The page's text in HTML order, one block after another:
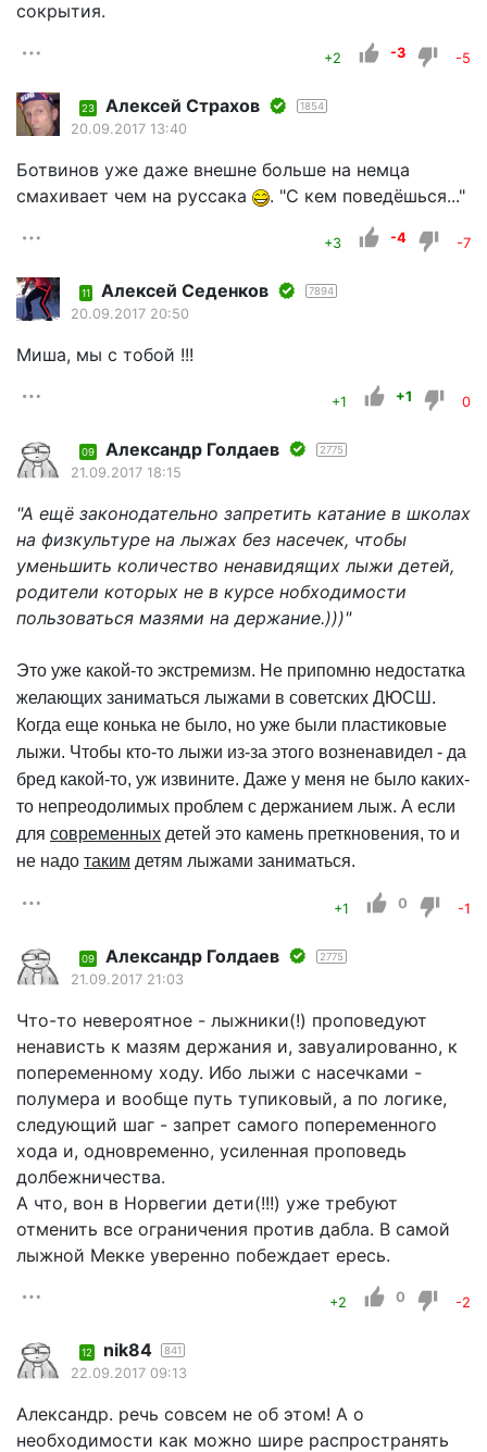
сокрытия.
+2 -3 -5
23 Алексей Страхов 1854
20.09.2017 13:40
Ботвинов уже даже внешне больше на немца
смахивает чем на руссака
. "С кем поведёшься..."
+3 -4 -7
11 Алексей Седенков 7894
20.09.2017 20:50
Миша, мы с тобой !!!
+1 +1 0
09 Александр Голдаев 2775
21.09.2017 18:15
"А ещё законодательно запретить катание в школах
на физкультуре на лыжах без насечек, чтобы
уменьшить количество ненавидящих лыжи детей,
родители которых не в курсе нобходимости
пользоваться мазями на держание.)))"
Это уже какой-то экстремизм. Не припомню недостатка
желающих заниматься лыжами в советских ДЮСШ.
Когда еще конька не было, но уже были пластиковые
лыжи. Чтобы кто-то лыжи из-за этого возненавидел - да
бред какой-то, уж извините. Даже у меня не было каких-
то непреодолимых проблем с держанием лыж. А если
для современных детей это камень преткновения, то и
не надо таким детям лыжами заниматься.
+1 0 -1
09 Александр Голдаев 2775
21.09.2017 21:03
Что-то невероятное - лыжники(!) проповедуют
ненависть к мазям держания и, завуалированно, к
попеременному ходу. Ибо лыжи с насечками -
полумера и вообще путь тупиковый, а по логике,
следующий шаг - запрет самого попеременного
хода и, одновременно, усиленная проповедь
долбежничества.
А что, вон в Норвегии дети(!!!) уже требуют
отменить все ограничения против дабла. В самой
лыжной Мекке уверенно побеждает ересь.
+2 0 -2
12 nik84 841
22.09.2017 09:13
Александр. речь совсем не об этом! А о
необходимости как можно шире распространять